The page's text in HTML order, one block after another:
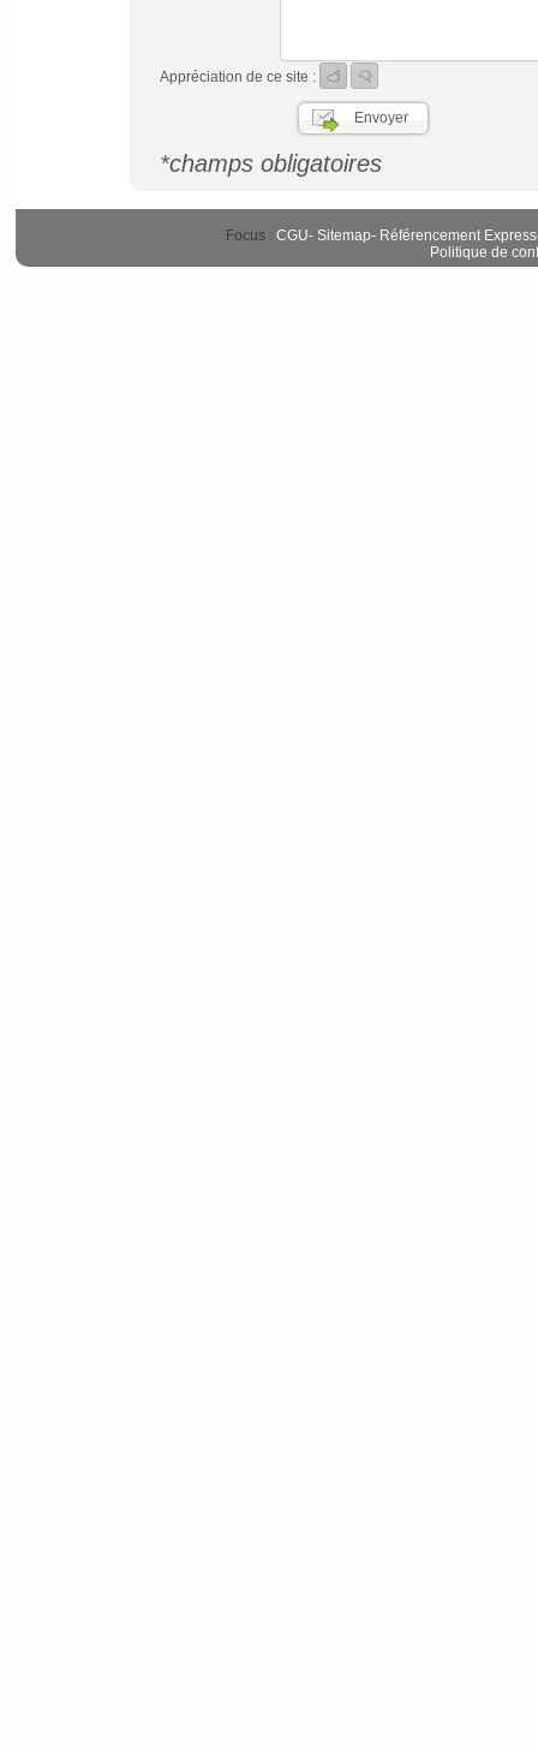
Appréciation de ce site :
*champs obligatoires
Focus : CGU- Sitemap- Référencement Express
Politique de